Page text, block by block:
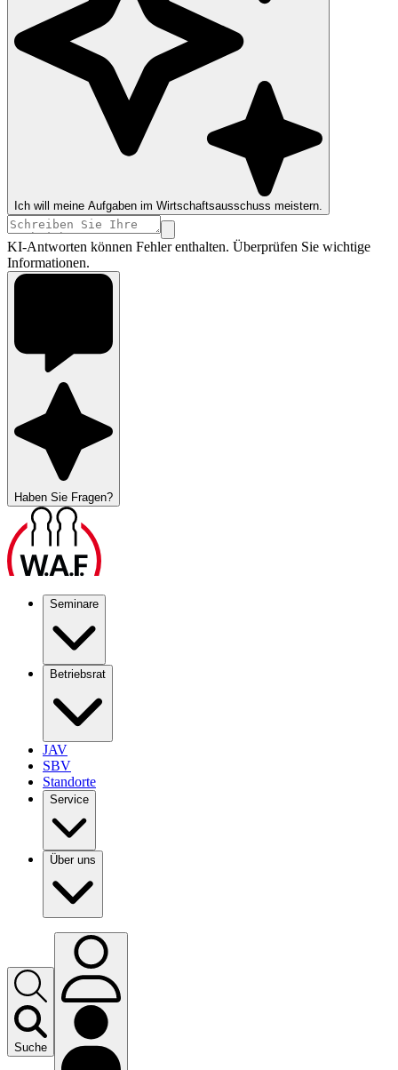
Ich will meine Aufgaben im Wirtschaftsausschuss meistern.
KI-Antworten können Fehler enthalten. Überprüfen Sie wichtige
Informationen.
Haben Sie Fragen?
Seminare
Betriebsrat
JAV
SBV
Standorte
Service
Über uns
Suche